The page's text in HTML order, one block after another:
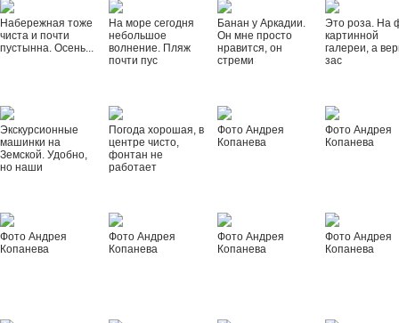
Набережная тоже
чиста и почти
пустынна. Осень...
На море сегодня
небольшое
волнение. Пляж
почти пус
Банан у Аркадии.
Он мне просто
нравится, он
стреми
Это роза. На
картинной
галереи, а
зас
Экскурсионные
машинки на
Земской. Удобно,
но наши
Погода хорошая, в
центре чисто,
фонтан не
работает
Фото Андрея
Копанева
Фото Андрея
Копанева
Фото Андрея
Копанева
Фото Андрея
Копанева
Фото Андрея
Копанева
Фото Андрея
Копанева